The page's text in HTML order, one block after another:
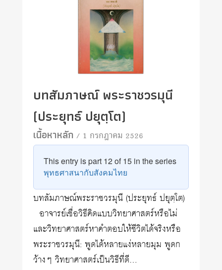
บทสัมภาษณ์ พระราชวรมุนี
(ประยุทธ์ ปยุตฺโต)
เนื้อหาหลัก/ 1 กรกฎาคม 2526
This entry is part 12 of 15 in the series
พุทธศาสนากับสังคมไทย
บทสัมภาษณ์พระราชวรมุนี (ประยุทธ์ ปยุตฺโต)
อาจารย์เชื่อวิธีคิดแบบวิทยาศาสตร์หรือไม่
และวิทยาศาสตร์หาคำตอบให้ชีวิตได้จริงหรือ
พระราชวรมุนี: พูดได้หลายแง่หลายมุม พูดก
ว้างๆ วิทยาศาสตร์เป็นวิธีที่ดี…